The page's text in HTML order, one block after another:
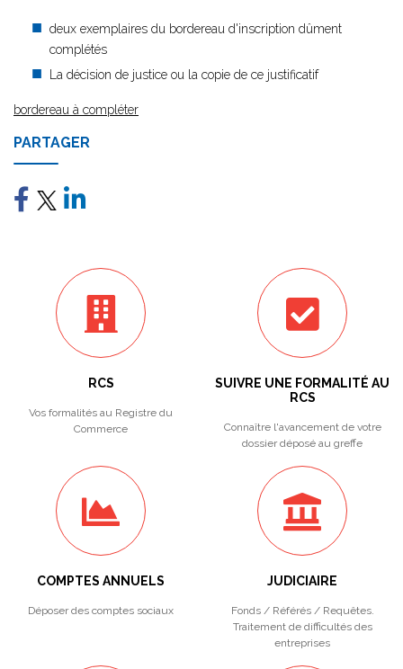
deux exemplaires du bordereau d'inscription dûment
complétés
La décision de justice ou la copie de ce justificatif
bordereau à compléter
PARTAGER
RCS
Vos formalités au Registre du
Commerce
SUIVRE UNE FORMALITÉ AU
RCS
Connaître l'avancement de votre
dossier déposé au greffe
COMPTES ANNUELS
Déposer des comptes sociaux
JUDICIAIRE
Fonds / Référés / Requêtes.
Traitement de difficultés des
entreprises